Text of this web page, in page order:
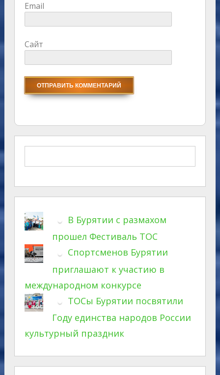
Email
Сайт
В Бурятии с размахом
прошел Фестиваль ТОС
Спортсменов Бурятии
приглашают к участию в
международном конкурсе
ТОСы Бурятии посвятили
Году единства народов России
культурный праздник